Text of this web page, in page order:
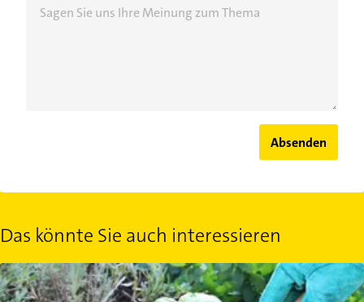
Sagen Sie uns Ihre Meinung zum Thema
Absenden
Das könnte Sie auch interessieren
Kräutergarten anlegen: Die richtige Planung ist alles